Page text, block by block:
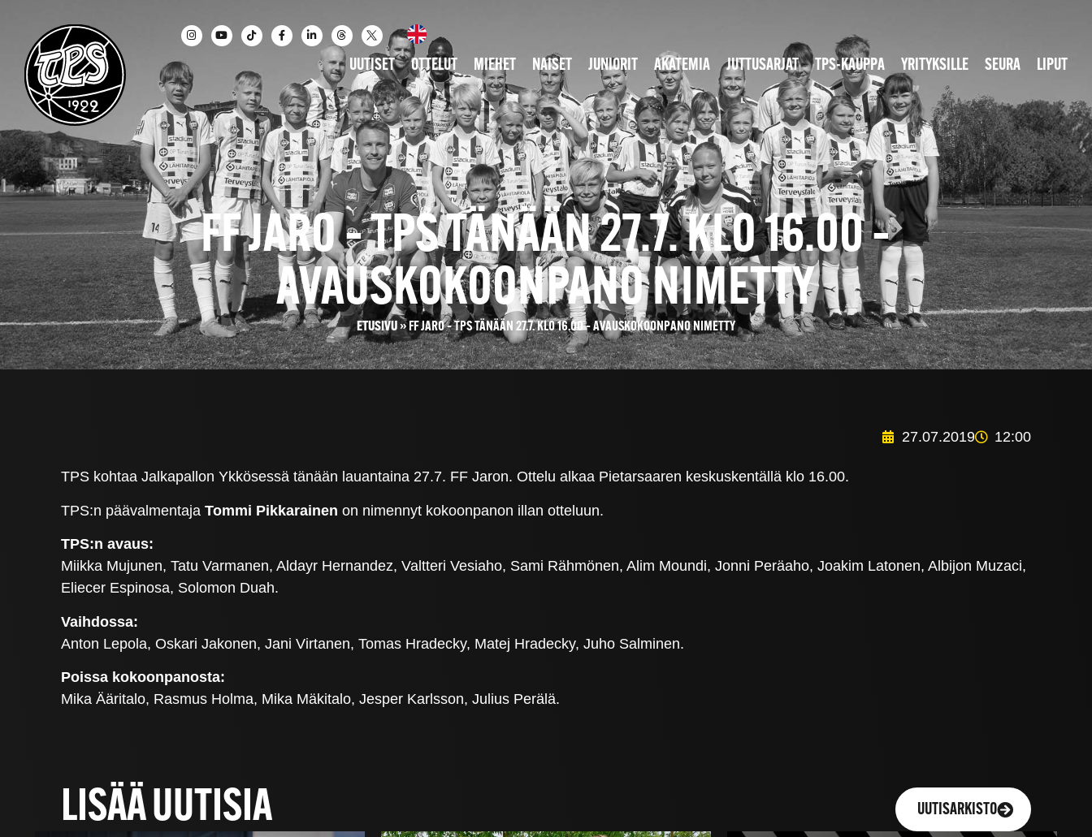
UUTISET OTTELUT MIEHET NAISET JUNIORIT AKATEMIA JUTTUSARJAT TPS-KAUPPA YRITYKSILLE SEURA LIPUT
FF JARO – TPS TÄNÄÄN 27.7. KLO 16.00 –
AVAUSKOKOONPANO NIMETTY
ETUSIVU» FF JARO – TPS TÄNÄÄN 27.7. KLO 16.00 – AVAUSKOKOONPANO NIMETTY
27.07.2019 12:00
TPS kohtaa Jalkapallon Ykkösessä tänään lauantaina 27.7. FF Jaron. Ottelu alkaa Pietarsaaren keskuskentällä klo 16.00.
TPS:n päävalmentajaTommi Pikkarainenon nimennyt kokoonpanon illan otteluun.
TPS:n avaus:
Miikka Mujunen, Tatu Varmanen, Aldayr Hernandez, Valtteri Vesiaho, Sami Rähmönen, Alim Moundi, Jonni Peräaho, Joakim Latonen, Albijon Muzaci,
Eliecer Espinosa, Solomon Duah.
Vaihdossa:
Anton Lepola, Oskari Jakonen, Jani Virtanen, Tomas Hradecky, Matej Hradecky, Juho Salminen.
Poissa kokoonpanosta:
Mika Ääritalo, Rasmus Holma, Mika Mäkitalo, Jesper Karlsson, Julius Perälä.
LISÄÄ UUTISIA UUTISARKISTO